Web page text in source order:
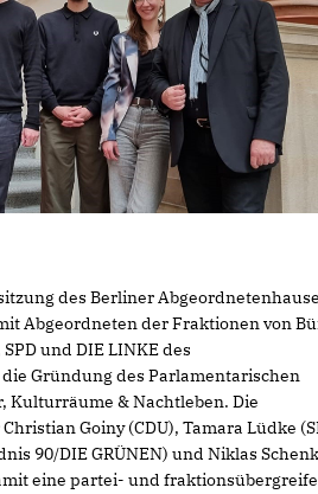
des Berliner
Abgeordneten der Fraktionen von
SPD und DIE LINKE des
Gründung des Parlamentarischen
Kulturräume & Nachtleben. Die
Goiny (CDU), Tamara Lüdke
90/DIE GRÜNEN) und Niklas
eine partei- und